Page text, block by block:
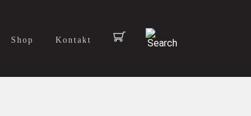
Shop Kontakt